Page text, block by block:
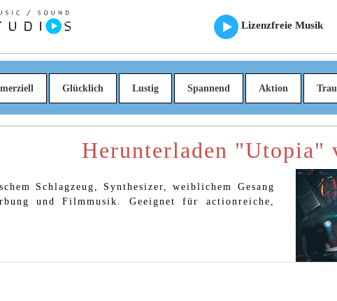
Lizenzfreie Musik
Glücklich Lustig Spannend Aktion
Herunterladen "Utopia"
Schlagzeug, Synthesizer, weiblichem Gesang
und Filmmusik. Geeignet für actionreiche,